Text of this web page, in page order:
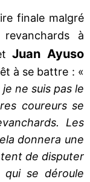
finale malgré
à
Juan Ayuso
à se battre : «
ne suis pas le
coureurs se
Les
donnera une
de disputer
se déroule